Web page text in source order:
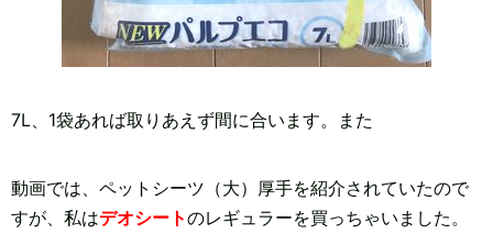
7L、1袋あれば取りあえず間に合います。また
動画では、ペットシーツ（大）厚手を紹介されていたので
すが、私はデオシートのレギュラーを買っちゃいました。